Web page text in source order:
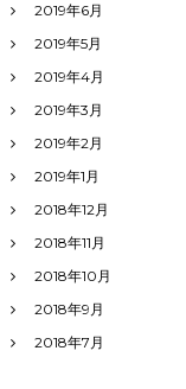
2019年6月
2019年5月
2019年4月
2019年3月
2019年2月
2019年1月
2018年12月
2018年11月
2018年10月
2018年9月
2018年7月